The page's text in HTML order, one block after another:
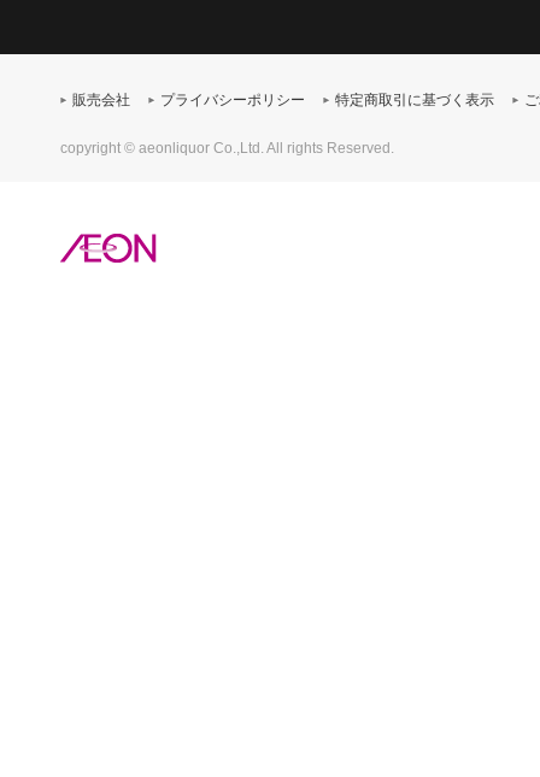
販売会社 プライバシーポリシー 特定商取引に基づく表示
copyright © aeonliquor Co.,Ltd. All rights Reserved.